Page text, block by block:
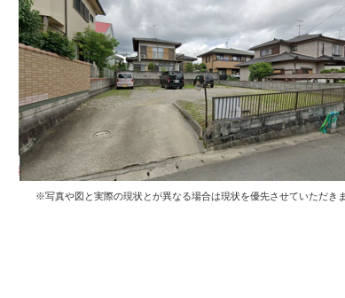
※写真や図と実際の現状とが異なる場合は現状を優先させていただき